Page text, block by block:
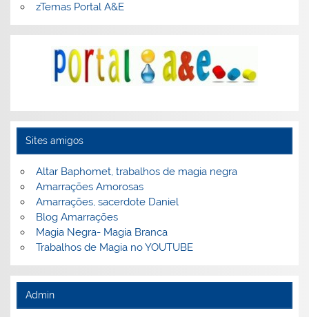
zTemas Portal A&E
Sites amigos
Altar Baphomet, trabalhos de magia negra
Amarrações Amorosas
Amarrações, sacerdote Daniel
Blog Amarrações
Magia Negra- Magia Branca
Trabalhos de Magia no YOUTUBE
Admin